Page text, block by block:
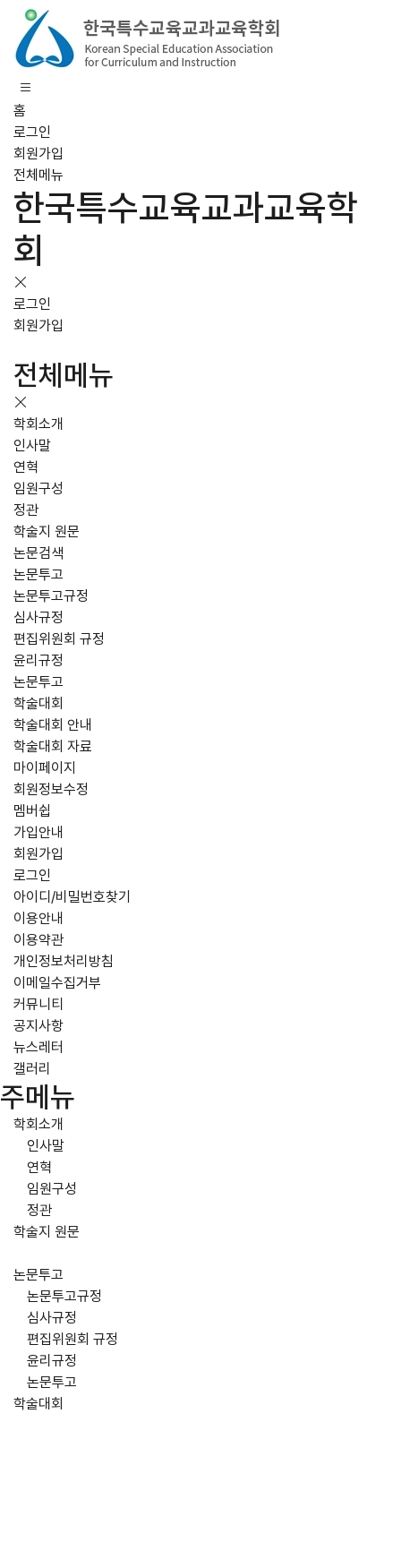
홈
로그인
회원가입
전체메뉴
한국특수교육교과교육학
회
로그인
회원가입
전체메뉴
학회소개
인사말
연혁
임원구성
정관
학술지 원문
논문검색
논문투고
논문투고규정
심사규정
편집위원회 규정
윤리규정
논문투고
학술대회
학술대회 안내
학술대회 자료
마이페이지
회원정보수정
멤버쉽
가입안내
회원가입
로그인
아이디/비밀번호찾기
이용안내
이용약관
개인정보처리방침
이메일수집거부
커뮤니티
공지사항
뉴스레터
갤러리
주메뉴
학회소개
인사말
연혁
임원구성
정관
학술지 원문
논문투고
논문투고규정
심사규정
편집위원회 규정
윤리규정
논문투고
학술대회